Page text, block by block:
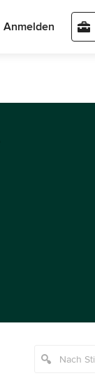
Anmelden